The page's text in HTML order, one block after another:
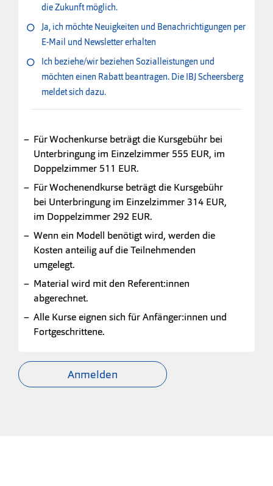
die Zukunft möglich.
Ja, ich möchte Neuigkeiten und Benachrichtigungen per
E-Mail und Newsletter erhalten
Ich beziehe/wir beziehen Sozialleistungen und
möchten einen Rabatt beantragen. Die IBJ Scheersberg
meldet sich dazu.
Für Wochenkurse beträgt die Kursgebühr bei
Unterbringung im Einzelzimmer 555 EUR, im
Doppelzimmer 511 EUR.
Für Wochenendkurse beträgt die Kursgebühr
bei Unterbringung im Einzelzimmer 314 EUR,
im Doppelzimmer 292 EUR.
Wenn ein Modell benötigt wird, werden die
Kosten anteilig auf die Teilnehmenden
umgelegt.
Material wird mit den Referent:innen
abgerechnet.
Alle Kurse eignen sich für Anfänger:innen und
Fortgeschrittene.
Anmelden